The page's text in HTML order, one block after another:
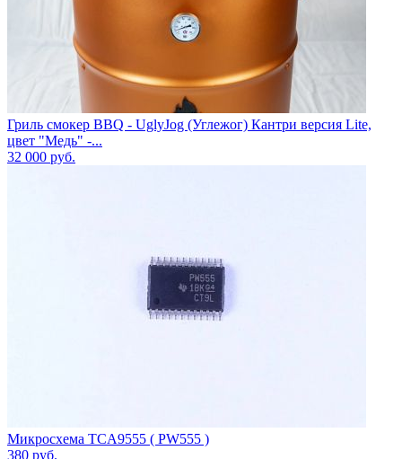
Гриль смокер BBQ - UglyJog (Углежог) Кантри версия Lite,
цвет "Медь" -...
32 000 руб.
Микросхема TCA9555 ( PW555 )
380 руб.